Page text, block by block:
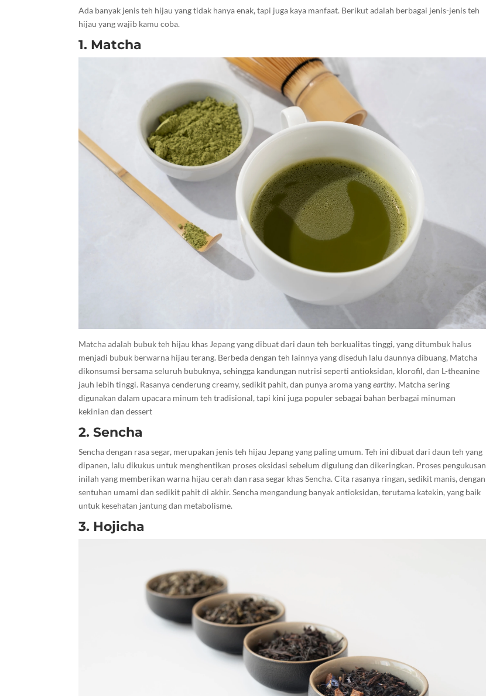
Ada banyak jenis teh hijau yang tidak hanya enak, tapi juga kaya manfaat. Berikut adalah berbagai jenis-jenis teh
hijau yang wajib kamu coba.
1. Matcha
Matcha adalah bubuk teh hijau khas Jepang yang dibuat dari daun teh berkualitas tinggi, yang ditumbuk halus
menjadi bubuk berwarna hijau terang. Berbeda dengan teh lainnya yang diseduh lalu daunnya dibuang, Matcha
dikonsumsi bersama seluruh bubuknya, sehingga kandungan nutrisi seperti antioksidan, klorofil, dan L-theanine
jauh lebih tinggi. Rasanya cenderung creamy, sedikit pahit, dan punya aroma yangearthy. Matcha sering
digunakan dalam upacara minum teh tradisional, tapi kini juga populer sebagai bahan berbagai minuman
kekinian dan dessert
2. Sencha
Sencha dengan rasa segar, merupakan jenis teh hijau Jepang yang paling umum. Teh ini dibuat dari daun teh yang
dipanen, lalu dikukus untuk menghentikan proses oksidasi sebelum digulung dan dikeringkan. Proses pengukusan
inilah yang memberikan warna hijau cerah dan rasa segar khas Sencha. Cita rasanya ringan, sedikit manis, dengan
sentuhan umami dan sedikit pahit di akhir. Sencha mengandung banyak antioksidan, terutama katekin, yang baik
untuk kesehatan jantung dan metabolisme.
3. Hojicha